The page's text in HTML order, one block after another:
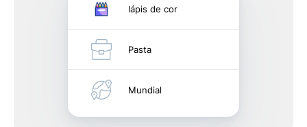
lápis de cor
Pasta
Mundial